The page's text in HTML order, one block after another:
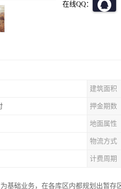
在线QQ：
建筑面积
押金期数
地面属性
物流方式
计费周期
基础业务，在各库区内都规划出暂